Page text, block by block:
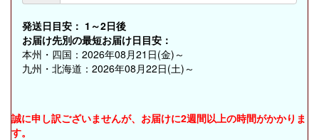
発送日目安： 1～2日後
お届け先別の最短お届け日目安：
本州・四国：2026年08月21日(金)～
九州・北海道：2026年08月22日(土)～
誠に申し訳ございませんが、お届けに2週間以上の時間がかかりま
す。